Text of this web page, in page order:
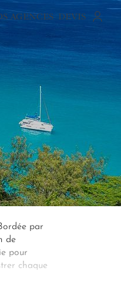
AGENCES DEVIS
par
de
pour
chaque
d’une